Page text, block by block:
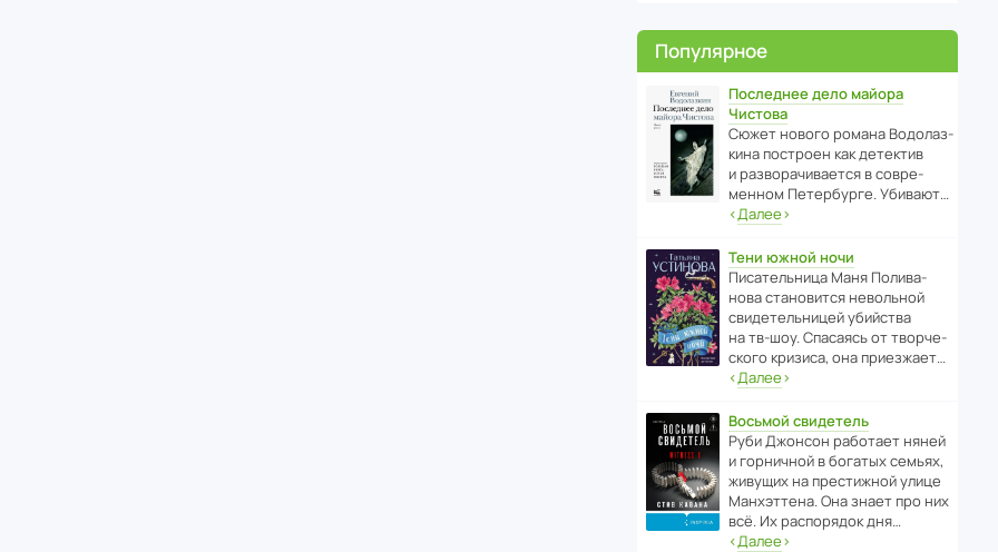
Популярное
Последнее дело майора
Чистова
Сюжет нового романа Водо­ла­з­
кина пост­роен как дете­ктив
и разво­ра­чи­ва­ется в совре­
менном Пете­р­бурге. Убивают…
‹Далее›
Тени южной ночи
Писа­тель­ница Маня Поли­ва­
нова стано­вится невольной
свиде­тель­ницей убийства
на тв-шоу. Спасаясь от твор­че­
с­кого кризиса, она приезжает…
‹Далее›
Восьмой свидетель
Руби Джонсон рабо­тает няней
и горни­чной в богатых семьях,
живущих на прес­ти­жной улице
Манх­эт­тена. Она знает про них
всё. Их распо­рядок дня…
‹Далее›